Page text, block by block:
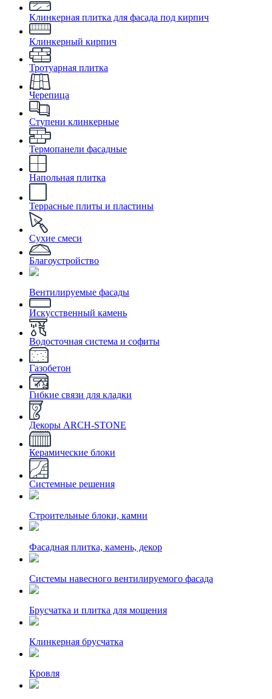
Клинкерная плитка для фасада под кирпич
Клинкерный кирпич
Тротуарная плитка
Черепица
Ступени клинкерные
Термопанели фасадные
Напольная плитка
Террасные плиты и пластины
Сухие смеси
Благоустройство
Вентилируемые фасады
Искусственный камень
Водосточная система и софиты
Газобетон
Гибкие связи для кладки
Декоры ARCH-STONE
Керамические блоки
Системные решения
Строительные блоки, камни
Фасадная плитка, камень, декор
Системы навесного вентилируемого фасада
Брусчатка и плитка для мощения
Клинкерная брусчатка
Кровля